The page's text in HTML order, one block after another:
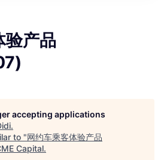
Homepage
验产品
accepting applications
.
to "网约车乘客体验产品
Capital.